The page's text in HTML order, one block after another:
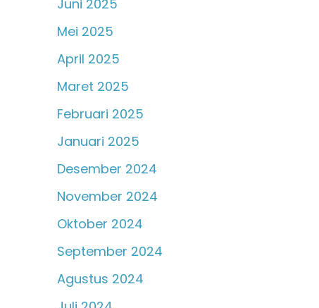
Juni 2025
Mei 2025
April 2025
Maret 2025
Februari 2025
Januari 2025
Desember 2024
November 2024
Oktober 2024
September 2024
Agustus 2024